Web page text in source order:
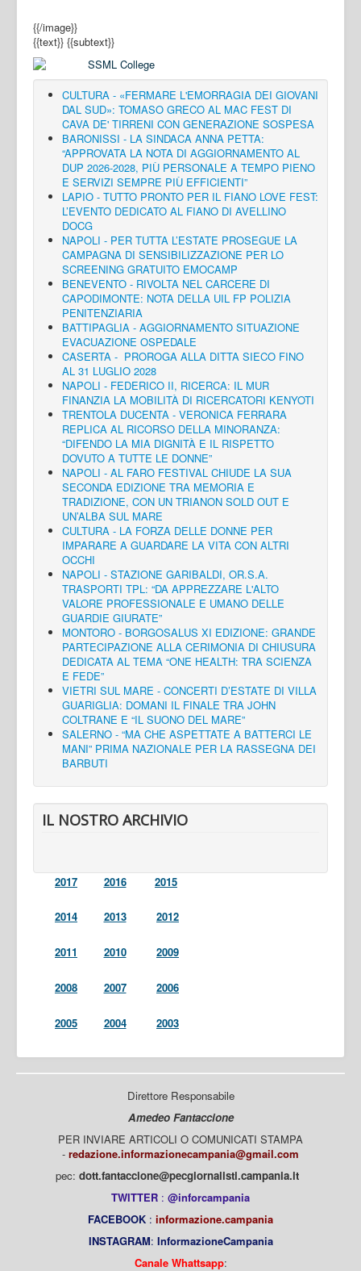
{{/image}}
{{text}} {{subtext}}
CULTURA - «FERMARE L'EMORRAGIA DEI GIOVANI
DAL SUD»: TOMASO GRECO AL MAC FEST DI
CAVA DE' TIRRENI CON GENERAZIONE SOSPESA
BARONISSI - LA SINDACA ANNA PETTA:
“APPROVATA LA NOTA DI AGGIORNAMENTO AL
DUP 2026-2028, PIÙ PERSONALE A TEMPO PIENO
E SERVIZI SEMPRE PIÙ EFFICIENTI”
LAPIO - TUTTO PRONTO PER IL FIANO LOVE FEST:
L’EVENTO DEDICATO AL FIANO DI AVELLINO
DOCG
NAPOLI - PER TUTTA L’ESTATE PROSEGUE LA
CAMPAGNA DI SENSIBILIZZAZIONE PER LO
SCREENING GRATUITO EMOCAMP
BENEVENTO - RIVOLTA NEL CARCERE DI
CAPODIMONTE: NOTA DELLA UIL FP POLIZIA
PENITENZIARIA
BATTIPAGLIA - AGGIORNAMENTO SITUAZIONE
EVACUAZIONE OSPEDALE
CASERTA - PROROGA ALLA DITTA SIECO FINO
AL 31 LUGLIO 2028
NAPOLI - FEDERICO II, RICERCA: IL MUR
FINANZIA LA MOBILITÀ DI RICERCATORI KENYOTI
TRENTOLA DUCENTA - VERONICA FERRARA
REPLICA AL RICORSO DELLA MINORANZA:
“DIFENDO LA MIA DIGNITÀ E IL RISPETTO
DOVUTO A TUTTE LE DONNE”
NAPOLI - AL FARO FESTIVAL CHIUDE LA SUA
SECONDA EDIZIONE TRA MEMORIA E
TRADIZIONE, CON UN TRIANON SOLD OUT E
UN’ALBA SUL MARE
CULTURA - LA FORZA DELLE DONNE PER
IMPARARE A GUARDARE LA VITA CON ALTRI
OCCHI
NAPOLI - STAZIONE GARIBALDI, OR.S.A.
TRASPORTI TPL: “DA APPREZZARE L'ALTO
VALORE PROFESSIONALE E UMANO DELLE
GUARDIE GIURATE”
MONTORO - BORGOSALUS XI EDIZIONE: GRANDE
PARTECIPAZIONE ALLA CERIMONIA DI CHIUSURA
DEDICATA AL TEMA “ONE HEALTH: TRA SCIENZA
E FEDE”
VIETRI SUL MARE - CONCERTI D’ESTATE DI VILLA
GUARIGLIA: DOMANI IL FINALE TRA JOHN
COLTRANE E “IL SUONO DEL MARE”
SALERNO - “MA CHE ASPETTATE A BATTERCI LE
MANI” PRIMA NAZIONALE PER LA RASSEGNA DEI
BARBUTI
IL NOSTRO ARCHIVIO
2017 2016 2015
2014 2013 2012
2011 2010 2009
2008 2007 2006
2005 2004 2003
Direttore Responsabile
Amedeo Fantaccione
PER INVIARE ARTICOLI O COMUNICATI STAMPA
- redazione.informazionecampania@gmail.com
pec: dott.fantaccione@pecgiornalisti.campania.it
TWITTER : @inforcampania
FACEBOOK : informazione.campania
INSTAGRAM: InformazioneCampania
Canale Whattsapp: